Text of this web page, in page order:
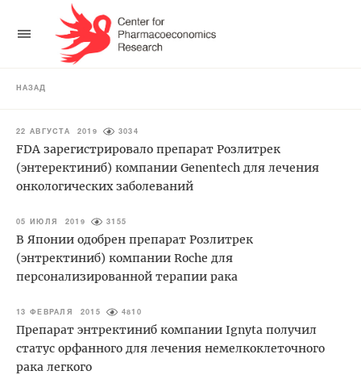
НАЗАД
22 АВГУСТА 2019 3034
FDA зарегистрировало препарат Розлитрек
(энтеректиниб) компании Genentech для лечения
онкологических заболеваний
05 ИЮЛЯ 2019 3155
В Японии одобрен препарат Розлитрек
(энтректиниб) компании Roche для
персонализированной терапии рака
13 ФЕВРАЛЯ 2015 4810
Препарат энтректиниб компании Ignyta получил
статус орфанного для лечения немелкоклеточного
рака легкого